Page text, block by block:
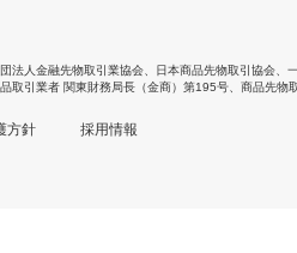
法人金融先物取引業協会 日本商品先物取引協会
取引業者 関東財務局長（金商）第195号、商品先物
方針 採用情報